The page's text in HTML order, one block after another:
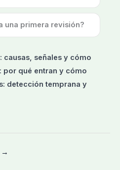
una primera revisión?
causas, señales y cómo
por qué entran y cómo
detección temprana y
→